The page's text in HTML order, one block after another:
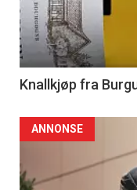
Knallkjøp fra
ANNONSE